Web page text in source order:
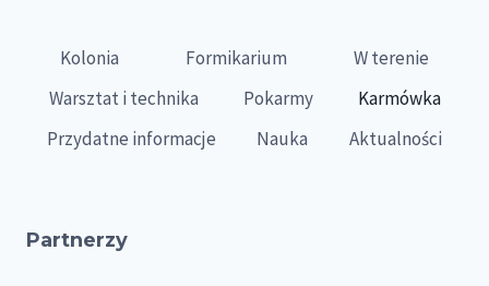
Kolonia Formikarium
W terenie
Warsztat i technika
Pokarmy
Karmówka
Przydatne informacje
Nauka Aktualności
Partnerzy